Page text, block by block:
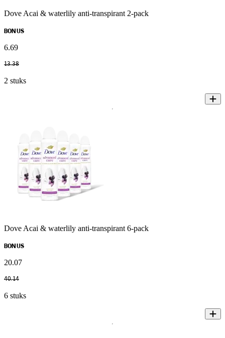
Dove Acai & waterlily anti-transpirant 2-pack
BONUS
6.69
13.38
2 stuks
Dove Acai & waterlily anti-transpirant 6-pack
BONUS
20.07
40.14
6 stuks